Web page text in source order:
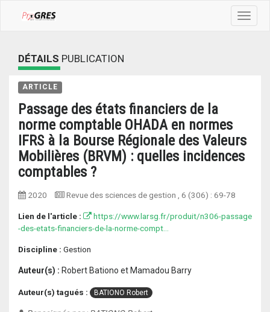
Toggle
DÉTAILS PUBLICATION
ARTICLE
Passage des états financiers de la
norme comptable OHADA en normes
IFRS à la Bourse Régionale des Valeurs
Mobilières (BRVM) : quelles incidences
comptables ?
2020 Revue des sciences de gestion , 6 (306) : 69-78
Lien de l'article :
https://www.larsg.fr/produit/n306-passage
-des-etats-financiers-de-la-norme-compt...
Discipline : Gestion
Auteur(s) : Robert Bationo et Mamadou Barry
Auteur(s) tagués : BATIONO Robert